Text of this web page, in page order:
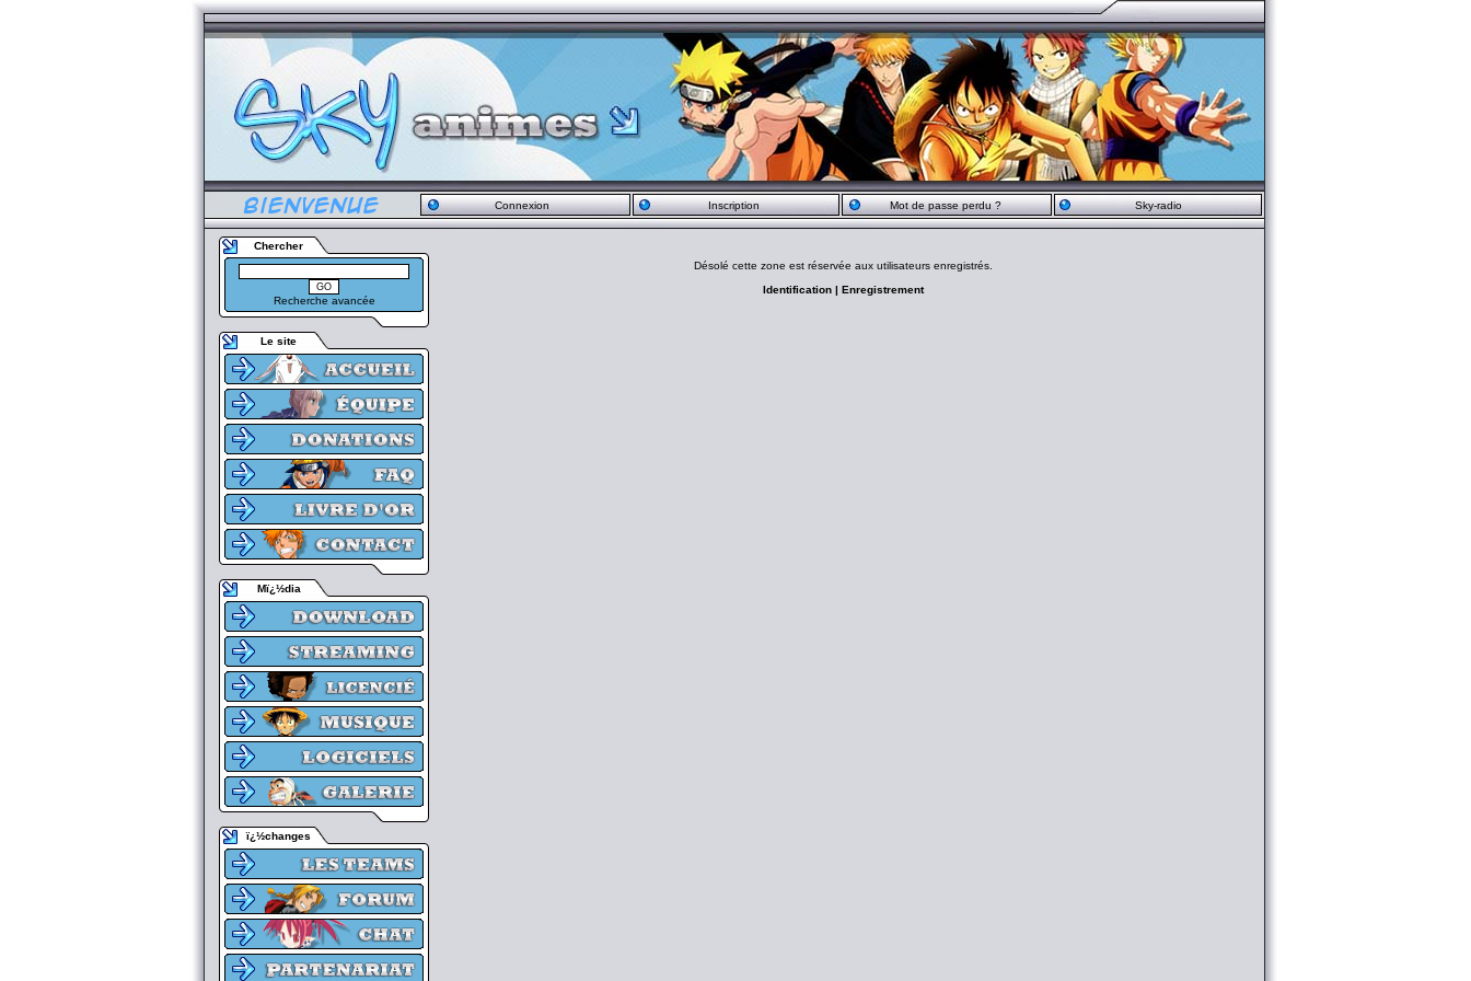
Connexion Inscription Mot de passe perdu ? Sky-radio
Chercher
Recherche avancée
Le site
Mï¿½dia
ï¿½changes
Désolé cette zone est réservée aux utilisateurs enregistrés.
Identification| Enregistrement